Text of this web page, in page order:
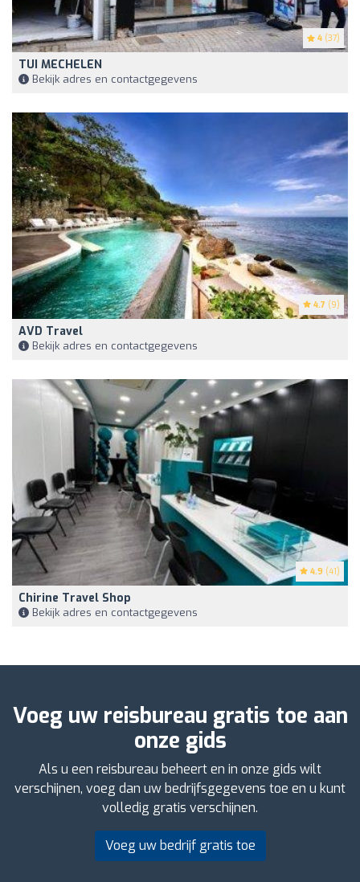
4 (37)
TUI MECHELEN
Bekijk adres en contactgegevens
4.7 (9)
AVD Travel
Bekijk adres en contactgegevens
4.9 (41)
Chirine Travel Shop
Bekijk adres en contactgegevens
Voeg uw reisbureau gratis toe aan
onze gids
Als u een reisbureau beheert en in onze gids wilt
verschijnen, voeg dan uw bedrijfsgegevens toe en u kunt
volledig gratis verschijnen.
Voeg uw bedrijf gratis toe